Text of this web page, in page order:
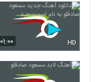
۰۱:۰۰ HD